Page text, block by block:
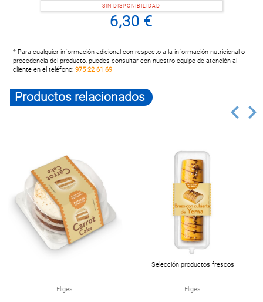
SIN DISPONIBILIDAD
6,30 €
* Para cualquier información adicional con respecto a la información nutricional o
procedencia del producto, puedes consultar con nuestro equipo de atención al
cliente en el teléfono:975 22 61 69
Productos relacionados
Eliges
Selección productos frescos
Eliges